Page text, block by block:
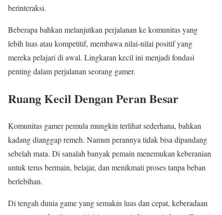
berinteraksi.
Beberapa bahkan melanjutkan perjalanan ke komunitas yang
lebih luas atau kompetitif, membawa nilai-nilai positif yang
mereka pelajari di awal. Lingkaran kecil ini menjadi fondasi
penting dalam perjalanan seorang gamer.
Ruang Kecil Dengan Peran Besar
Komunitas gamer pemula mungkin terlihat sederhana, bahkan
kadang dianggap remeh. Namun perannya tidak bisa dipandang
sebelah mata. Di sanalah banyak pemain menemukan keberanian
untuk terus bermain, belajar, dan menikmati proses tanpa beban
berlebihan.
Di tengah dunia game yang semakin luas dan cepat, keberadaan